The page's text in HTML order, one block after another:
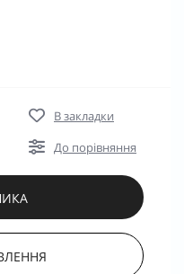
В закладки
До порівняння